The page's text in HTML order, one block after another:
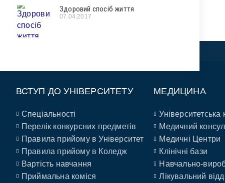
Здоровий спосіб життя
07.04.2017
ВСТУП ДО УНІВЕРСИТЕТУ
Спеціальності
Перелік конкурсних предметів
Правила прийому в Університет
Правила прийому в Коледж
Вартість навчання
Приймальна коміся
МЕДИЦИНА
Університетська
Медичний
Медичні Центри
Клінічні бази
Навчально-
Лікувальний